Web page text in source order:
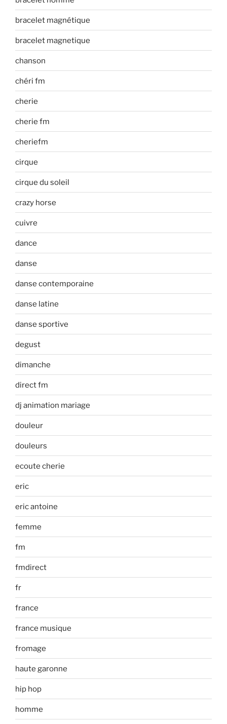
bracelet magnétique
bracelet magnetique
chanson
chéri fm
cherie
cherie fm
cheriefm
cirque
cirque du soleil
crazy horse
cuivre
dance
danse
danse contemporaine
danse latine
danse sportive
degust
dimanche
direct fm
dj animation mariage
douleur
douleurs
ecoute cherie
eric
eric antoine
femme
fm
fmdirect
fr
france
france musique
fromage
haute garonne
hip hop
homme